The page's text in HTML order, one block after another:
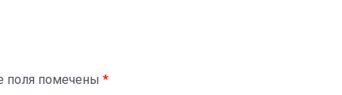
поля помечены *